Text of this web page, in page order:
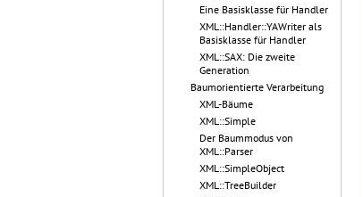
Eine Basisklasse für Handler
XML::Handler::YAWriter als
Basisklasse für Handler
XML::SAX: Die zweite
Generation
Baumorientierte Verarbeitung
XML-Bäume
XML::Simple
Der Baummodus von
XML::Parser
XML::SimpleObject
XML::TreeBuilder